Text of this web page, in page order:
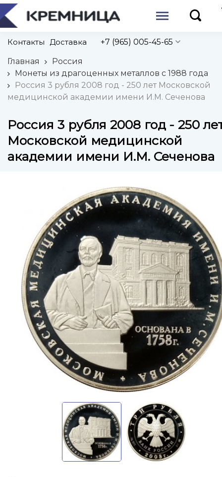
Контакты Доставка +7 (965) 005-45-65
Главная
Россия
Монеты из драгоценных металлов с 1988 года
Россия 3 рубля 2008 год - 250 лет Московской
медицинской академии имени И.М. Сеченова
Россия 3 рубля 2008 год - 250
Московской медицинской
академии имени И.М. Сеченова